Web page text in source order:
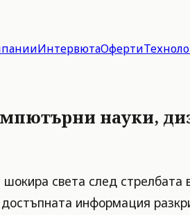
ИнтервютаОферти
науки,
света след стрелбата
информация